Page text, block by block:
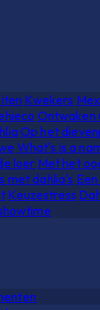
Kwekers
Ontwaken
Op het
What's is a
loer Met het
met dahlia's
Keuzestress